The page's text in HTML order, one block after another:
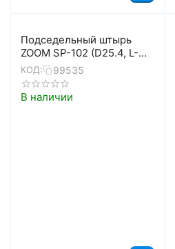
Подседельный штырь
ZOOM SP-102 (D25.4, L-
400, чёрный)
КОД: 99535
В наличии